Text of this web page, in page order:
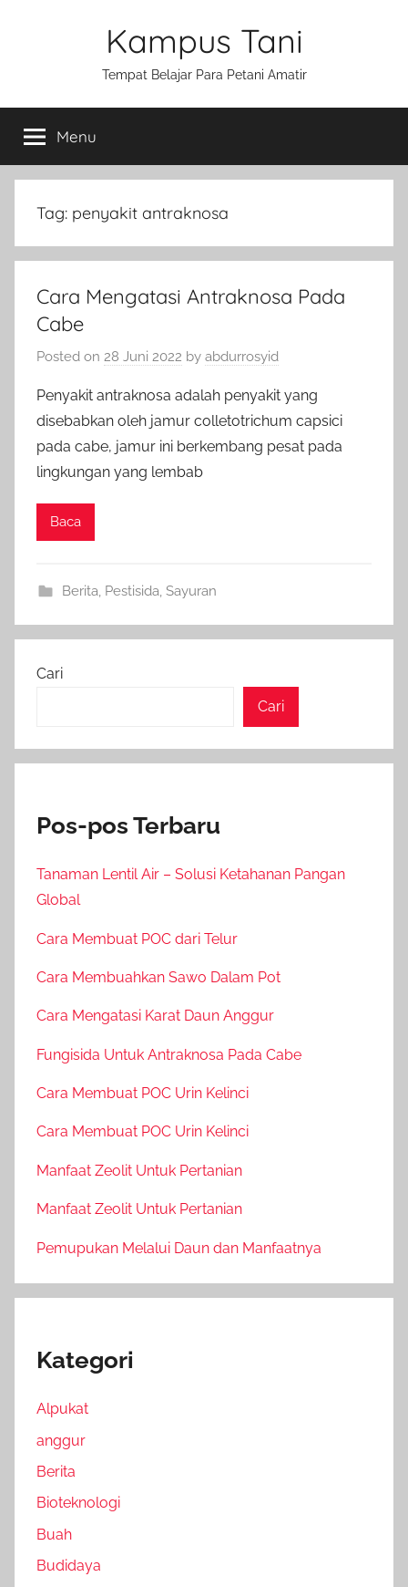
Kampus Tani
Tempat Belajar Para Petani Amatir
Menu
Tag: penyakit antraknosa
Cara Mengatasi Antraknosa Pada
Cabe
Posted on 28 Juni 2022 by abdurrosyid
Penyakit antraknosa adalah penyakit yang
disebabkan oleh jamur colletotrichum capsici
pada cabe, jamur ini berkembang pesat pada
lingkungan yang lembab
Baca
Berita Pestisida Sayuran
Cari
Cari
Pos-pos Terbaru
Tanaman Lentil Air – Solusi Ketahanan Pangan
Global
Cara Membuat POC dari Telur
Cara Membuahkan Sawo Dalam Pot
Cara Mengatasi Karat Daun Anggur
Fungisida Untuk Antraknosa Pada Cabe
Cara Membuat POC Urin Kelinci
Cara Membuat POC Urin Kelinci
Manfaat Zeolit Untuk Pertanian
Manfaat Zeolit Untuk Pertanian
Pemupukan Melalui Daun dan Manfaatnya
Kategori
Alpukat
anggur
Berita
Bioteknologi
Buah
Budidaya